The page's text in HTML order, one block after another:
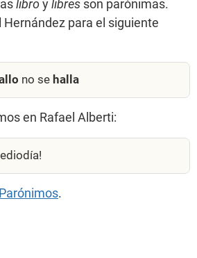
libro y libres son parónimas.
para el siguiente
no se halla
en Rafael Alberti:
Parónimos.